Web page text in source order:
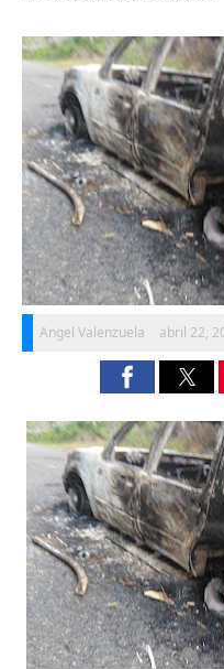
Angel Valenzuela abril 22,